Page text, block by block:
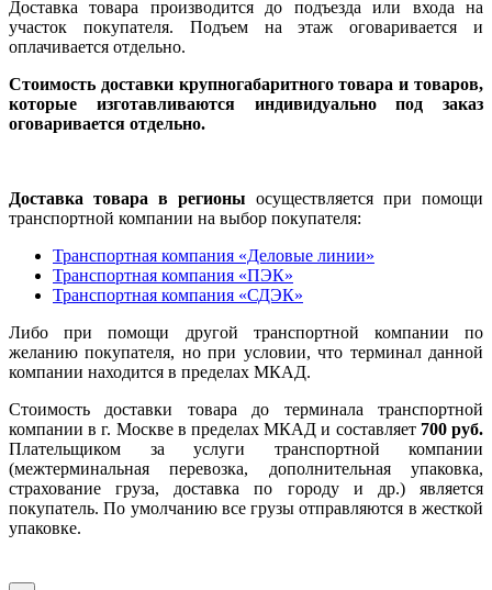
Доставка товара производится до подъезда или входа на
участок покупателя. Подъем на этаж оговаривается и
оплачивается отдельно.
Стоимость доставки крупногабаритного товара и товаров,
которые изготавливаются индивидуально под заказ
оговаривается отдельно.
Доставка товара в регионы осуществляется при помощи
транспортной компании на выбор покупателя:
Транспортная компания «Деловые линии»
Транспортная компания «ПЭК»
Транспортная компания «СДЭК»
Либо при помощи другой транспортной компании по
желанию покупателя, но при условии, что терминал данной
компании находится в пределах МКАД.
Стоимость доставки товара до терминала транспортной
компании в г. Москве в пределах МКАД и составляет 700 руб.
Плательщиком за услуги транспортной компании
(межтерминальная перевозка, дополнительная упаковка,
страхование груза, доставка по городу и др.) является
покупатель. По умолчанию все грузы отправляются в жесткой
упаковке.